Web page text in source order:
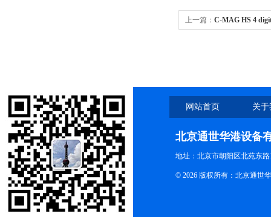
上一篇： C-MAG HS 4
网站首页 关
北京通世华港设备
地址：北京市朝阳区北苑东路
© 2026 版权所有：北京通世